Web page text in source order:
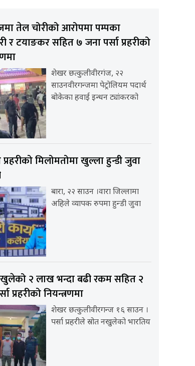
तेल चोरीको आरोपमा पम्पका
र टयाङकर सहित ७ जना पर्सा प्रहरीको
शेखर छत्कुलीवीरगंज, २२
साउनवीरगन्जमा पेट्रोलियम पदार्थ
बोकेका हवाई इन्धन ट्यांकरको
प्रहरीको मिलोमतोमा खुल्ला हुन्डी जुवा
बारा, २२ साउन ।वारा जिल्लामा
अहिले व्यापक रुपमा हुन्डी जुवा
२ लाख भन्दा बढी रकम सहित २
प्रहरीको नियन्त्रणमा
शेखर छत्कुलीवीरगन्ज १६ साउन ।
पर्सा प्रहरीले स्रोत नखुलेको भारतिय